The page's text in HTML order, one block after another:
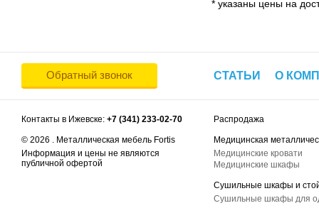
* указаны цены на
Обратный звонок СТАТЬИ О
Контакты в Ижевске: +7 (341) 233-02-70
© 2026 . Металлическая мебель Fortis
Информация и цены не являются
публичной офертой
Распродажа
Медицинская
Медицинские кровати
Медицинские шкафы
Сушильные шкафы и
Сушильные шкафы для